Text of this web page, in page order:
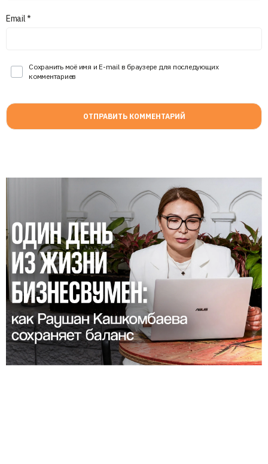
Email*
Сохранить моё имя и E-mail в браузере для последующих
комментариев